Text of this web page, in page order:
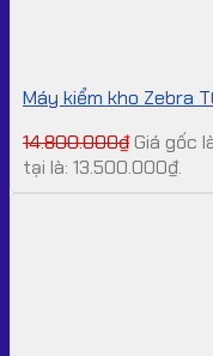
Máy kiểm kho Zebra
14.800.000₫Giá gốc
tại là: 13.500.000₫.